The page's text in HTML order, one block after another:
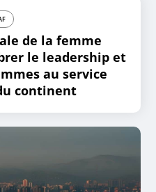
de la femme
le leadership et
au service
continent